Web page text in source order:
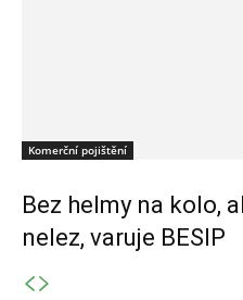
Komerční pojištění
Bez helmy na kolo,
nelez, varuje BESIP